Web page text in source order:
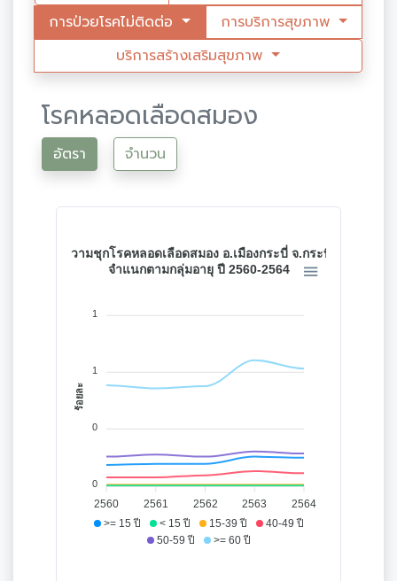
การป่วยโรคไม่ติดต่อ
การบริการสุขภาพ
บริการสร้างเสริมสุขภาพ
โรคหลอดเลือดสมอง
อัตรา จำนวน